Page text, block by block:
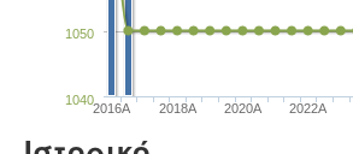
2016A 2018A 2020A 2022A
1040
1050